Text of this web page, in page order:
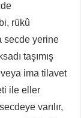
rükû
secde yerine
taşımış
ima tilavet
ile eller
varılır,